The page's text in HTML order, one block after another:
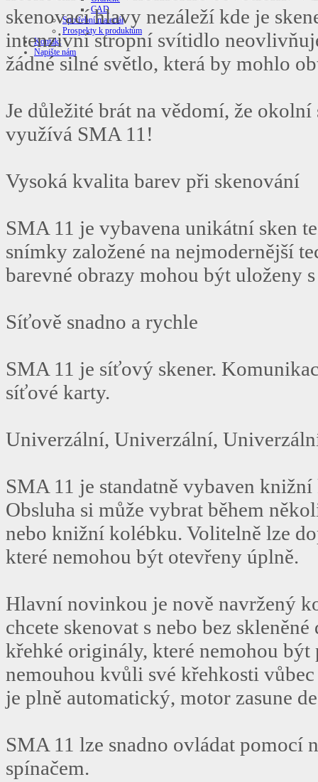
CAD
Spotřební materiál
Prospekty k produktům
Kontakt
Napište nám
skenovací hlavy nezáleží kde je
intenzivní stropní svítidlo
žádné silné světlo, která by mohlo
Je důležité brát na vědomí, že
využívá SMA 11!
Vysoká kvalita barev při skenování
SMA 11 je vybavena unikátní sken
snímky založené na nejmodernější
barevné obrazy mohou být uloženy
Síťově snadno a rychle
SMA 11 je síťový skener.
síťové karty.
Univerzální, Univerzální,
SMA 11 je standatně vybaven
Obsluha si může vybrat během
nebo knižní kolébku. Volitelně lze
které nemohou být otevřeny úplně.
Hlavní novinkou je nově navržený
chcete skenovat s nebo bez
křehké originály, které nemohou být
nemouhou kvůli své křehkosti
je plně automatický, motor zasune
SMA 11 lze snadno ovládat pomocí
spínačem.